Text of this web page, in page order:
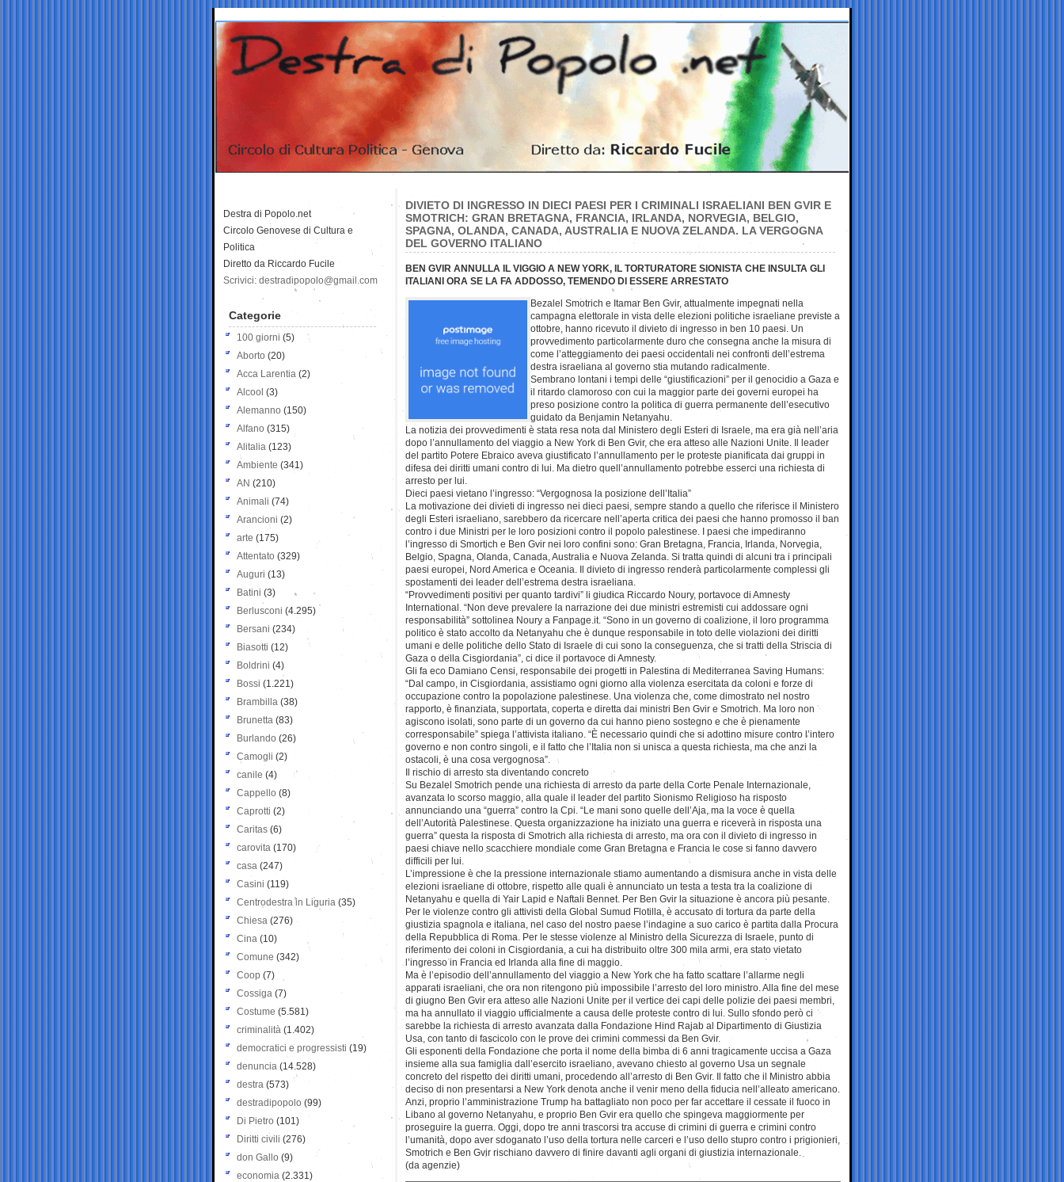
DIVIETO DI INGRESSO IN DIECI PAESI PER I CRIMINALI ISRAELIANI BEN GVIR E
SMOTRICH: GRAN BRETAGNA, FRANCIA, IRLANDA, NORVEGIA, BELGIO,
SPAGNA, OLANDA, CANADA, AUSTRALIA E NUOVA ZELANDA. LA VERGOGNA
DEL GOVERNO ITALIANO
BEN GVIR ANNULLA IL VIGGIO A NEW YORK, IL TORTURATORE SIONISTA CHE INSULTA GLI
ITALIANI ORA SE LA FA ADDOSSO, TEMENDO DI ESSERE ARRESTATO
Bezalel Smotrich e Itamar Ben Gvir, attualmente impegnati nella
campagna elettorale in vista delle elezioni politiche israeliane previste a
ottobre, hanno ricevuto il divieto di ingresso in ben 10 paesi. Un
provvedimento particolarmente duro che consegna anche la misura di
come l’atteggiamento dei paesi occidentali nei confronti dell’estrema
destra israeliana al governo stia mutando radicalmente.
Sembrano lontani i tempi delle “giustificazioni” per il genocidio a Gaza e
il ritardo clamoroso con cui la maggior parte dei governi europei ha
preso posizione contro la politica di guerra permanente dell’esecutivo
guidato da Benjamin Netanyahu.
La notizia dei provvedimenti è stata resa nota dal Ministero degli Esteri di Israele, ma era già nell’aria
dopo l’annullamento del viaggio a New York di Ben Gvir, che era atteso alle Nazioni Unite. Il leader
del partito Potere Ebraico aveva giustificato l’annullamento per le proteste pianificata dai gruppi in
difesa dei diritti umani contro di lui. Ma dietro quell’annullamento potrebbe esserci una richiesta di
arresto per lui.
Dieci paesi vietano l’ingresso: “Vergognosa la posizione dell’Italia”
La motivazione dei divieti di ingresso nei dieci paesi, sempre stando a quello che riferisce il Ministero
degli Esteri israeliano, sarebbero da ricercare nell’aperta critica dei paesi che hanno promosso il ban
contro i due Ministri per le loro posizioni contro il popolo palestinese. I paesi che impediranno
l’ingresso di Smortich e Ben Gvir nei loro confini sono: Gran Bretagna, Francia, Irlanda, Norvegia,
Belgio, Spagna, Olanda, Canada, Australia e Nuova Zelanda. Si tratta quindi di alcuni tra i principali
paesi europei, Nord America e Oceania. Il divieto di ingresso renderà particolarmente complessi gli
spostamenti dei leader dell’estrema destra israeliana.
“Provvedimenti positivi per quanto tardivi” li giudica Riccardo Noury, portavoce di Amnesty
International. “Non deve prevalere la narrazione dei due ministri estremisti cui addossare ogni
responsabilità” sottolinea Noury a Fanpage.it. “Sono in un governo di coalizione, il loro programma
politico è stato accolto da Netanyahu che è dunque responsabile in toto delle violazioni dei diritti
umani e delle politiche dello Stato di Israele di cui sono la conseguenza, che si tratti della Striscia di
Gaza o della Cisgiordania”, ci dice il portavoce di Amnesty.
Gli fa eco Damiano Censi, responsabile dei progetti in Palestina di Mediterranea Saving Humans:
“Dal campo, in Cisgiordania, assistiamo ogni giorno alla violenza esercitata da coloni e forze di
occupazione contro la popolazione palestinese. Una violenza che, come dimostrato nel nostro
rapporto, è finanziata, supportata, coperta e diretta dai ministri Ben Gvir e Smotrich. Ma loro non
agiscono isolati, sono parte di un governo da cui hanno pieno sostegno e che è pienamente
corresponsabile” spiega l’attivista italiano. “È necessario quindi che si adottino misure contro l’intero
governo e non contro singoli, e il fatto che l’Italia non si unisca a questa richiesta, ma che anzi la
ostacoli, è una cosa vergognosa”.
Il rischio di arresto sta diventando concreto
Su Bezalel Smotrich pende una richiesta di arresto da parte della Corte Penale Internazionale,
avanzata lo scorso maggio, alla quale il leader del partito Sionismo Religioso ha risposto
annunciando una “guerra” contro la Cpi. “Le mani sono quelle dell’Aja, ma la voce è quella
dell’Autorità Palestinese. Questa organizzazione ha iniziato una guerra e riceverà in risposta una
guerra” questa la risposta di Smotrich alla richiesta di arresto, ma ora con il divieto di ingresso in
paesi chiave nello scacchiere mondiale come Gran Bretagna e Francia le cose si fanno davvero
difficili per lui.
L’impressione è che la pressione internazionale stiamo aumentando a dismisura anche in vista delle
elezioni israeliane di ottobre, rispetto alle quali è annunciato un testa a testa tra la coalizione di
Netanyahu e quella di Yair Lapid e Naftali Bennet. Per Ben Gvir la situazione è ancora più pesante.
Per le violenze contro gli attivisti della Global Sumud Flotilla, è accusato di tortura da parte della
giustizia spagnola e italiana, nel caso del nostro paese l’indagine a suo carico è partita dalla Procura
della Repubblica di Roma. Per le stesse violenze al Ministro della Sicurezza di Israele, punto di
riferimento dei coloni in Cisgiordania, a cui ha distribuito oltre 300 mila armi, era stato vietato
l’ingresso in Francia ed Irlanda alla fine di maggio.
Ma è l’episodio dell’annullamento del viaggio a New York che ha fatto scattare l’allarme negli
apparati israeliani, che ora non ritengono più impossibile l’arresto del loro ministro. Alla fine del mese
di giugno Ben Gvir era atteso alle Nazioni Unite per il vertice dei capi delle polizie dei paesi membri,
ma ha annullato il viaggio ufficialmente a causa delle proteste contro di lui. Sullo sfondo però ci
sarebbe la richiesta di arresto avanzata dalla Fondazione Hind Rajab al Dipartimento di Giustizia
Usa, con tanto di fascicolo con le prove dei crimini commessi da Ben Gvir.
Gli esponenti della Fondazione che porta il nome della bimba di 6 anni tragicamente uccisa a Gaza
insieme alla sua famiglia dall’esercito israeliano, avevano chiesto al governo Usa un segnale
concreto del rispetto dei diritti umani, procedendo all’arresto di Ben Gvir. Il fatto che il Ministro abbia
deciso di non presentarsi a New York denota anche il venir meno della fiducia nell’alleato americano.
Anzi, proprio l’amministrazione Trump ha battagliato non poco per far accettare il cessate il fuoco in
Libano al governo Netanyahu, e proprio Ben Gvir era quello che spingeva maggiormente per
proseguire la guerra. Oggi, dopo tre anni trascorsi tra accuse di crimini di guerra e crimini contro
l’umanità, dopo aver sdoganato l’uso della tortura nelle carceri e l’uso dello stupro contro i prigionieri,
Smotrich e Ben Gvir rischiano davvero di finire davanti agli organi di giustizia internazionale.
(da agenzie)
Destra di Popolo.net
Circolo Genovese di Cultura e
Politica
Diretto da Riccardo Fucile
Scrivici: destradipopolo@gmail.com
Categorie
100 giorni (5)
Aborto (20)
Acca Larentia (2)
Alcool (3)
Alemanno (150)
Alfano (315)
Alitalia (123)
Ambiente (341)
AN (210)
Animali (74)
Arancioni (2)
arte (175)
Attentato (329)
Auguri (13)
Batini (3)
Berlusconi (4.295)
Bersani (234)
Biasotti (12)
Boldrini (4)
Bossi (1.221)
Brambilla (38)
Brunetta (83)
Burlando (26)
Camogli (2)
canile (4)
Cappello (8)
Caprotti (2)
Caritas (6)
carovita (170)
casa (247)
Casini (119)
Centrodestra in Liguria (35)
Chiesa (276)
Cina (10)
Comune (342)
Coop (7)
Cossiga (7)
Costume (5.581)
criminalità (1.402)
democratici e progressisti (19)
denuncia (14.528)
destra (573)
destradipopolo (99)
Di Pietro (101)
Diritti civili (276)
don Gallo (9)
economia (2.331)